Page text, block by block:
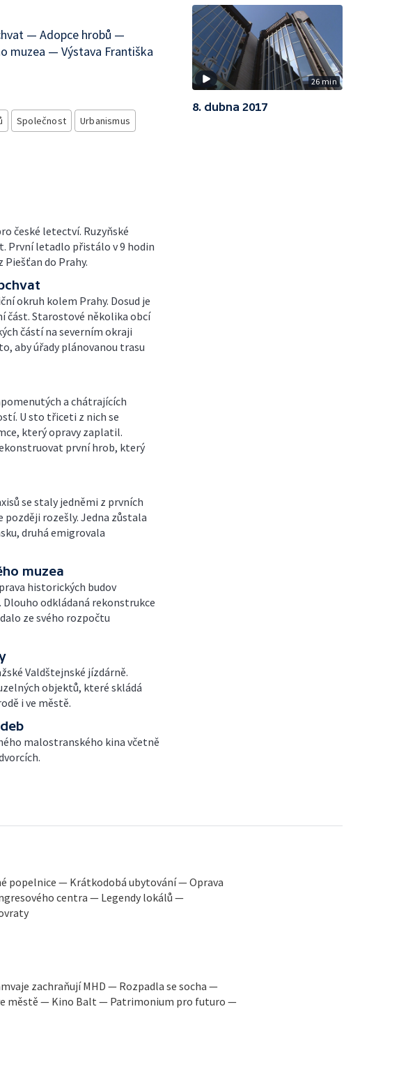
— Adopce hrobů —
muzea — Výstava Františka
Společnost
Urbanismus
české letectví. Ruzyňské
První letadlo přistálo v 9 hodin
Piešťan do Prahy.
okruh kolem Prahy. Dosud je
část. Starostové několika obcí
částí na severním okraji
aby úřady plánovanou trasu
a chátrajících
U sto třiceti z nich se
který opravy zaplatil.
první hrob, který
se staly jedněmi z prvních
později rozešly. Jedna zůstala
druhá emigrovala
muzea
historických budov
Dlouho odkládaná rekonstrukce
ze svého rozpočtu
Valdštejnské jízdárně.
objektů, které skládá
i ve městě.
malostranského kina včetně
26 min
8. dubna 2017
popelnice — Krátkodobá ubytování — Oprava
centra — Legendy lokálů —
zachraňují MHD — Rozpadla se socha —
městě — Kino Balt — Patrimonium pro futuro —